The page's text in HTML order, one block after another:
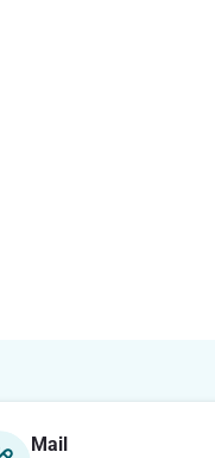
Mail